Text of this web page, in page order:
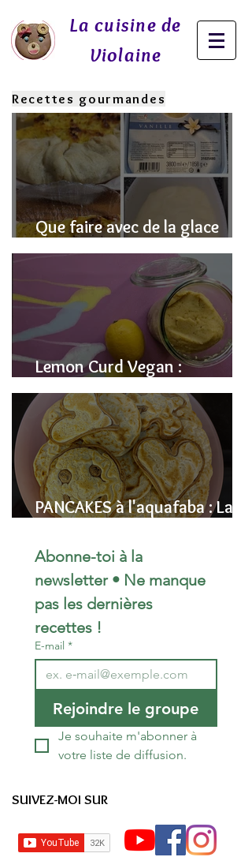
La cuisine de
Violaine
Recettes gourmandes
Que faire avec de la glace
fondue? J'ai la SOLUTION!
Lemon Curd Vegan :
L'alternative saine aux pois
chiches
PANCAKES à l'aquafaba : La
Moelleuse (Sans Œufs)
Abonne-toi à la
newsletter • Ne manque
pas les dernières
recettes !
E-mail *
Rejoindre le groupe
Je souhaite m'abonner à
votre liste de diffusion.
SUIVEZ-MOI SUR